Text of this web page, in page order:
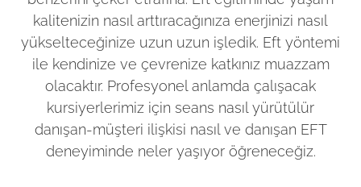
kalitenizin nasıl arttıracağınıza enerjinizi nasıl
yükselteceğinize uzun uzun işledik. Eft yöntemi
ile kendinize ve çevrenize katkınız muazzam
olacaktır. Profesyonel anlamda çalışacak
kursiyerlerimiz için seans nasıl yürütülür
danışan-müşteri ilişkisi nasıl ve danışan EFT
deneyiminde neler yaşıyor öğreneceğiz.